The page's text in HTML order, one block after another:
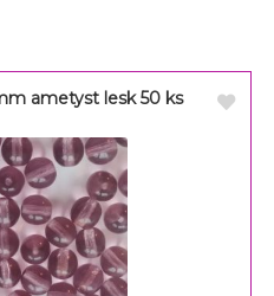
ametyst lesk 50 ks